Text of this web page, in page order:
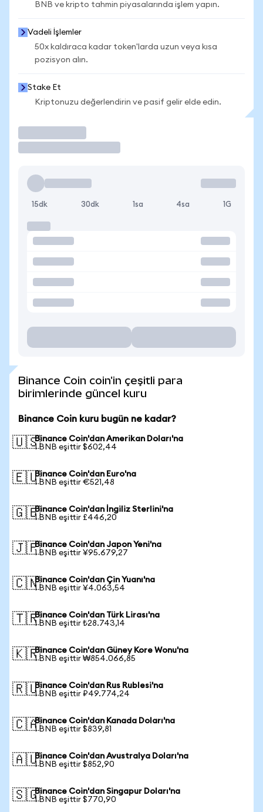
BNB ve kripto tahmin piyasalarında işlem yapın.
Vadeli İşlemler
50x kaldıraca kadar token'larda uzun veya kısa
pozisyon alın.
Stake Et
Kriptonuzu değerlendirin ve pasif gelir elde edin.
15dk 30dk 1sa 4sa 1G
Binance Coin coin'in çeşitli para
birimlerinde güncel kuru
Binance Coin kuru bugün ne kadar?
🇺🇸Binance Coin'dan Amerikan Doları'na
1 BNB eşittir $602,44
🇪🇺Binance Coin'dan Euro'na
1 BNB eşittir €521,48
🇬🇧Binance Coin'dan İngiliz Sterlini'na
1 BNB eşittir £446,20
🇯🇵Binance Coin'dan Japon Yeni'na
1 BNB eşittir ¥95.679,27
🇨🇳Binance Coin'dan Çin Yuanı'na
1 BNB eşittir ¥4.063,54
🇹🇷Binance Coin'dan Türk Lirası'na
1 BNB eşittir ₺28.743,14
🇰🇷Binance Coin'dan Güney Kore Wonu'na
1 BNB eşittir ₩854.066,85
🇷🇺Binance Coin'dan Rus Rublesi'na
1 BNB eşittir ₽49.774,24
🇨🇦Binance Coin'dan Kanada Doları'na
1 BNB eşittir $839,81
🇦🇺Binance Coin'dan Avustralya Doları'na
1 BNB eşittir $852,90
🇸🇬Binance Coin'dan Singapur Doları'na
1 BNB eşittir $770,90